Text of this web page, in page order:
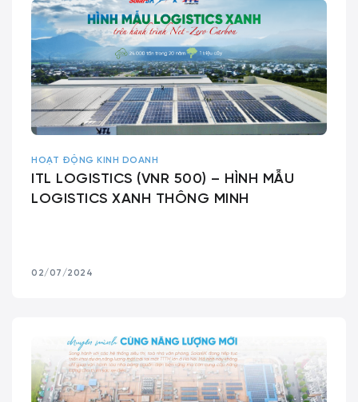
HOẠT ĐỘNG KINH DOANH
ITL LOGISTICS (VNR 500) – HÌNH MẪU
LOGISTICS XANH THÔNG MINH
02/07/2024